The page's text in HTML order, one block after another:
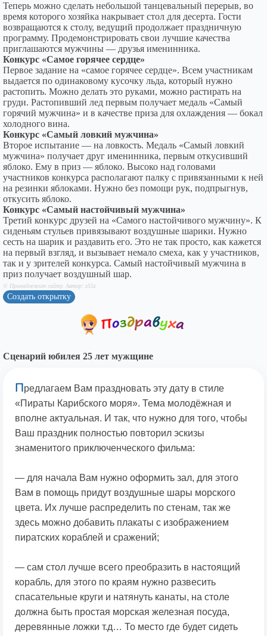
Теперь можно сделать небольшой танцевальный перерыв, во
время которого хозяйка накрывает стол для десерта. Гости
возвращаются к столу, ведущий продолжает праздничную
программу. Продемонстрировать свои лучшие качества
приглашаются мужчины — друзья именинника.
Конкурс «Самое горячее сердце»
Первое задание на «самое горячее сердце». Всем участникам
выдается по одинаковому кусочку льда, который нужно
растопить. Можно делать это руками, можно растирать на
груди. Растопивший лед первым получает медаль «Самый
горячий мужчина» и в качестве приза для охлаждения — бокал
холодного вина.
Конкурс «Самый ловкий мужчина»
Второе испытание — на ловкость. Медаль «Самый ловкий
мужчина» получает друг именинника, первым откусивший
яблоко. Ему в приз — яблоко. Высоко над головами
участников конкурса располагают палку с привязанными к ней
на резинки яблоками. Нужно без помощи рук, подпрыгнув,
откусить яблоко.
Конкурс «Самый настойчивый мужчина»
Третий конкурс друзей на «Самого настойчивого мужчину». К
сиденьям стульев привязывают воздушные шарики. Нужно
сесть на шарик и раздавить его. Это не так просто, как кажется
на первый взгляд, и вызывает немало смеха, как у участников,
так и у зрителей конкурса. Самый настойчивый мужчина в
приз получает воздушный шар.
© Принадлежит сайту. Автор: z55z
Создать открытку
Сценарий юбилея 25 лет мужщине
Предлагаем Вам праздновать эту дату в стиле
«Пираты Карибского моря». Тема молодёжная и
вполне актуальная. И так, что нужно для того, чтобы
Ваш праздник полностью повторил эскизы
знаменитого приключенческого фильма:
— для начала Вам нужно оформить зал, для этого
Вам в помощь придут воздушные шары морского
цвета. Их лучше распределить по стенам, так же
здесь можно добавить плакаты с изображением
пиратских кораблей и сражений;
— сам стол лучше всего преобразить в настоящий
корабль, для этого по краям нужно развесить
спасательные круги и натянуть канаты, на столе
должна быть простая морская железная посуда,
деревянные ложки т.д… То место где будет сидеть